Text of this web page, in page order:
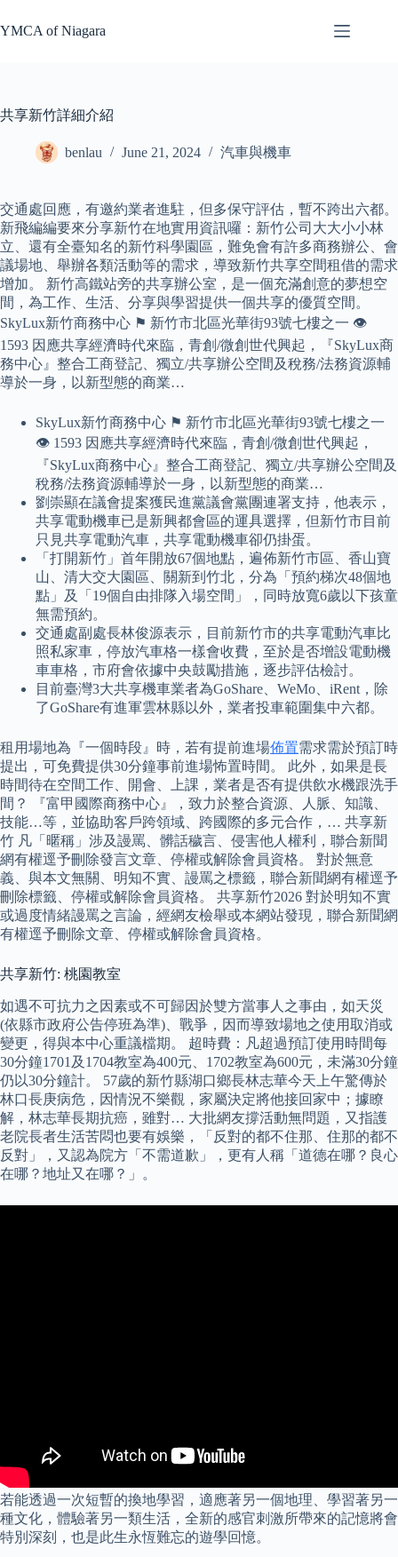
to
content
YMCA of Niagara
共享新竹詳細介紹
benlau June 21, 2024 汽車與機車
交通處回應，有邀約業者進駐，但多保守評估，暫不跨出六都。
新飛編編要來分享新竹在地實用資訊囉：新竹公司大大小小林
立、還有全臺知名的新竹科學園區，難免會有許多商務辦公、會
議場地、舉辦各類活動等的需求，導致新竹共享空間租借的需求
增加。 新竹高鐵站旁的共享辦公室，是一個充滿創意的夢想空
間，為工作、生活、分享與學習提供一個共享的優質空間。
SkyLux新竹商務中心 ⚑ 新竹市北區光華街93號七樓之一 👁️‍
1593 因應共享經濟時代來臨，青創/微創世代興起，『SkyLux商
務中心』整合工商登記、獨立/共享辦公空間及稅務/法務資源輔
導於一身，以新型態的商業…
SkyLux新竹商務中心 ⚑ 新竹市北區光華街93號七樓之一
👁️‍ 1593 因應共享經濟時代來臨，青創/微創世代興起，
『SkyLux商務中心』整合工商登記、獨立/共享辦公空間及
稅務/法務資源輔導於一身，以新型態的商業…
劉崇顯在議會提案獲民進黨議會黨團連署支持，他表示，
共享電動機車已是新興都會區的運具選擇，但新竹市目前
只見共享電動汽車，共享電動機車卻仍掛蛋。
「打開新竹」首年開放67個地點，遍佈新竹市區、香山寶
山、清大交大園區、關新到竹北，分為「預約梯次48個地
點」及「19個自由排隊入場空間」，同時放寬6歲以下孩童
無需預約。
交通處副處長林俊源表示，目前新竹市的共享電動汽車比
照私家車，停放汽車格一樣會收費，至於是否增設電動機
車車格，市府會依據中央鼓勵措施，逐步評估檢討。
目前臺灣3大共享機車業者為GoShare、WeMo、iRent，除
了GoShare有進軍雲林縣以外，業者投車範圍集中六都。
租用場地為『一個時段』時，若有提前進場佈置需求需於預訂時
提出，可免費提供30分鐘事前進場怖置時間。 此外，如果是長
時間待在空間工作、開會、上課，業者是否有提供飲水機跟洗手
間？ 『富甲國際商務中心』，致力於整合資源、人脈、知識、
技能…等，並協助客戶跨領域、跨國際的多元合作，… 共享新
竹 凡「暱稱」涉及謾罵、髒話穢言、侵害他人權利，聯合新聞
網有權逕予刪除發言文章、停權或解除會員資格。 對於無意
義、與本文無關、明知不實、謾罵之標籤，聯合新聞網有權逕予
刪除標籤、停權或解除會員資格。 共享新竹2026 對於明知不實
或過度情緒謾罵之言論，經網友檢舉或本網站發現，聯合新聞網
有權逕予刪除文章、停權或解除會員資格。
共享新竹: 桃園教室
如遇不可抗力之因素或不可歸因於雙方當事人之事由，如天災
(依縣市政府公告停班為準)、戰爭，因而導致場地之使用取消或
變更，得與本中心重議檔期。 超時費：凡超過預訂使用時間每
30分鐘1701及1704教室為400元、1702教室為600元，未滿30分鐘
仍以30分鐘計。 57歲的新竹縣湖口鄉長林志華今天上午驚傳於
林口長庚病危，因情況不樂觀，家屬決定將他接回家中；據瞭
解，林志華長期抗癌，雖對… 大批網友撐活動無問題，又指護
老院長者生活苦悶也要有娛樂，「反對的都不住那、住那的都不
反對」，又認為院方「不需道歉」，更有人稱「道德在哪？良心
在哪？地址又在哪？」。
若能透過一次短暫的換地學習，適應著另一個地理、學習著另一
種文化，體驗著另一類生活，全新的感官刺激所帶來的記憶將會
特別深刻，也是此生永恆難忘的遊學回憶。